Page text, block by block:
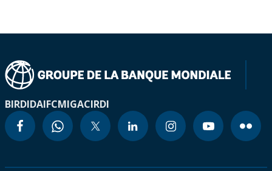
BIRDIDAIFCMIGACIRDI